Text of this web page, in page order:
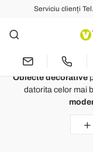
Serviciu clienți
Obiecte
Obiecte decorative
datorita celor mai